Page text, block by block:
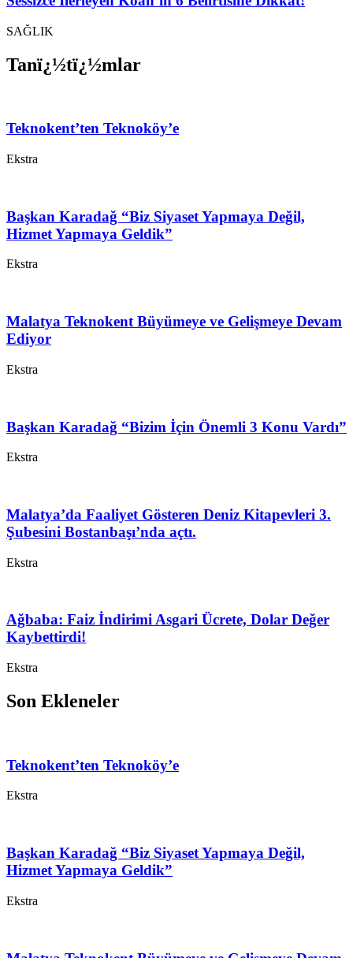
SAĞLIK
Tanï¿½tï¿½mlar
Teknokent’ten Teknoköy’e
Ekstra
Başkan Karadağ “Biz Siyaset Yapmaya Değil,
Hizmet Yapmaya Geldik”
Ekstra
Malatya Teknokent Büyümeye ve Gelişmeye Devam
Ediyor
Ekstra
Başkan Karadağ “Bizim İçin Önemli 3 Konu Vardı”
Ekstra
Malatya’da Faaliyet Gösteren Deniz Kitapevleri 3.
Şubesini Bostanbaşı’nda açtı.
Ekstra
Ağbaba: Faiz İndirimi Asgari Ücrete, Dolar Değer
Kaybettirdi!
Ekstra
Son Ekleneler
Teknokent’ten Teknoköy’e
Ekstra
Başkan Karadağ “Biz Siyaset Yapmaya Değil,
Hizmet Yapmaya Geldik”
Ekstra